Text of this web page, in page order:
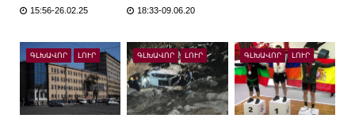
15:56-26.02.25 18:33-09.06.20
ԳԼԽԱՎՈՐ ԼՈՒՐ ԳԼԽԱՎՈՐ ԼՈՒՐ ԳԼԽԱՎՈՐ ԼՈՒՐ